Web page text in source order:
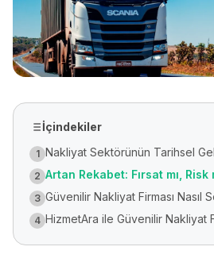
İçindekiler
1 Nakliyat Sektörünün Tarihsel
2 Artan Rekabet: Fırsat mı, Risk
3 Güvenilir Nakliyat Firması Nasıl
4 HizmetAra ile Güvenilir Nakliyat